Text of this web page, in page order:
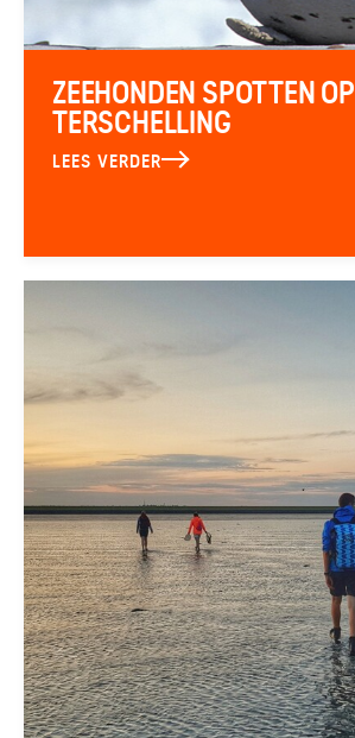
ZEEHONDEN SPOTTEN OP
TERSCHELLING
LEES VERDER